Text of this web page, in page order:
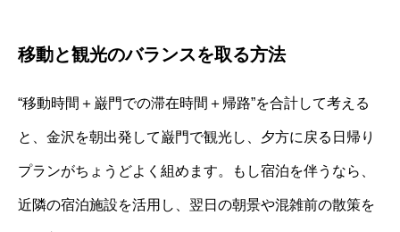
移動と観光のバランスを取る方法
“移動時間＋巌門での滞在時間＋帰路”を合計して考える
と、金沢を朝出発して巌門で観光し、夕方に戻る日帰り
プランがちょうどよく組めます。もし宿泊を伴うなら、
近隣の宿泊施設を活用し、翌日の朝景や混雑前の散策を